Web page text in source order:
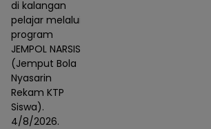
di kalangan
pelajar melalui
program
JEMPOL NARSIS
(Jemput Bola
Nyasarin
Rekam KTP
Siswa).
4/8/2026.